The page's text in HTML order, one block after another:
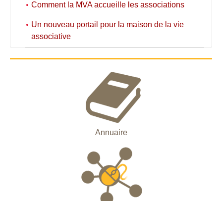
Comment la MVA accueille les associations
Un nouveau portail pour la maison de la vie
associative
Annuaire